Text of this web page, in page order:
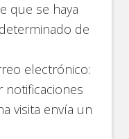
que se haya
de
electrónico:
notificaciones
visita envía un